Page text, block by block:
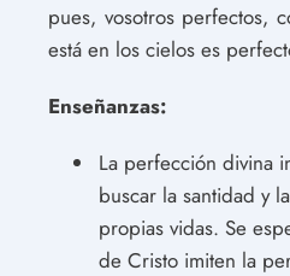
pues, vosotros perfectos,
está en los cielos es
Enseñanzas:
La perfección divina
buscar la santidad y
propias vidas. Se
de Cristo imiten la